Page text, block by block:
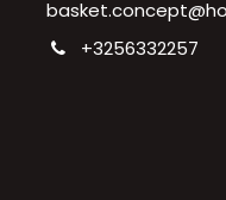
+3256332257